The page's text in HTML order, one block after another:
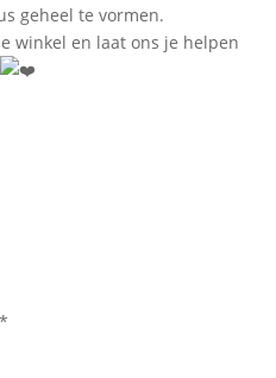
geheel te vormen.
winkel en laat ons je helpen
*